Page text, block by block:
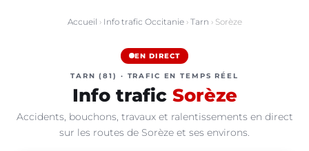
Accueil › Info trafic Occitanie› Tarn › Sorèze
EN DIRECT
TARN (81) · TRAFIC EN TEMPS RÉEL
Info trafic Sorèze
Accidents, bouchons, travaux et ralentissements en direct
sur les routes de Sorèze et ses environs.